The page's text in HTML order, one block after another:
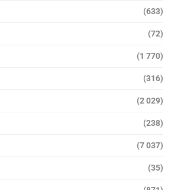
(633)
(72)
(1 770)
(316)
(2 029)
(238)
(7 037)
(35)